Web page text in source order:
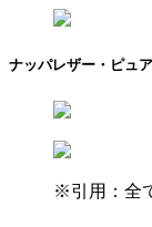
ナッパレザー・ピュ
※引用：全